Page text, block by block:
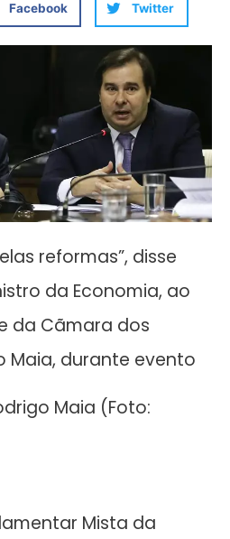
Facebook Twitter
reformas”, disse
da Economia, ao
da Cãmara dos
Maia, durante evento
Maia (Foto:
Mista da